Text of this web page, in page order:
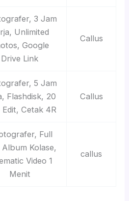
3 Jam
Unlimited
Google
Drive Link
Callus
5 Jam
Flashdisk, 20
Edit, Cetak 4R
Callus
Full
Album Kolase,
Video 1
Menit
callus